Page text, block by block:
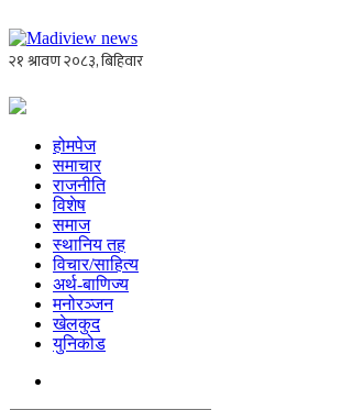
होमपेज
समाचार
राजनीति
विशेष
समाज
स्थानिय तह
विचार/साहित्य
अर्थ-बाणिज्य
मनोरञ्जन
खेलकुद
युनिकोड